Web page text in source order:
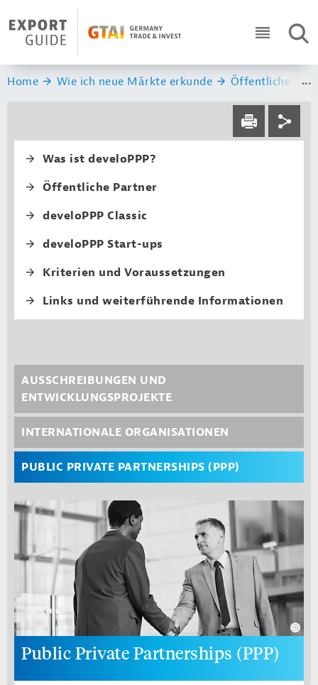
Header Logo
ICON
Sie sind hier:
Home Wie ich neue Märkte erkunde Öffentliche
Was ist develoPPP?
Öffentliche Partner
develoPPP Classic
develoPPP Start-ups
Kriterien und Voraussetzungen
Links und weiterführende Informationen
Service navi
DRUCKEN
Social navi
Third level navi
AUSSCHREIBUNGEN UND
ENTWICKLUNGSPROJEKTE
INTERNATIONALE ORGANISATIONEN
PUBLIC PRIVATE PARTNERSHIPS (PPP)
Public Private Partnerships (PPP)